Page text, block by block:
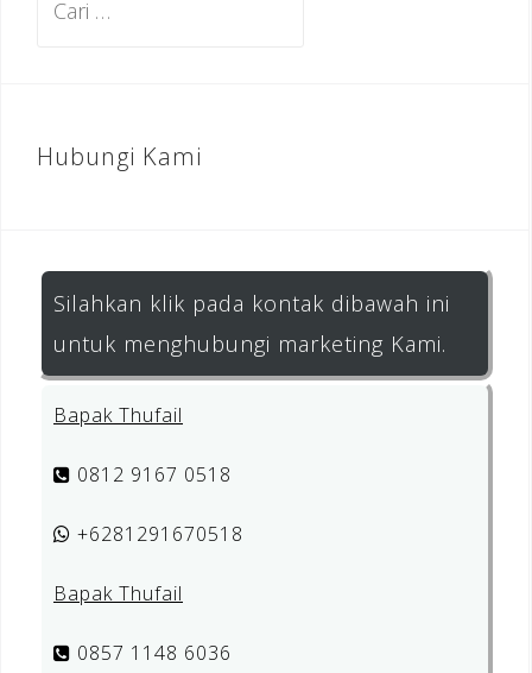
Hubungi Kami
Silahkan klik pada kontak dibawah ini
untuk menghubungi marketing Kami.
Bapak Thufail
0812 9167 0518
+6281291670518
Bapak Thufail
0857 1148 6036